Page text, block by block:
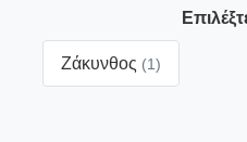
Ζάκυνθος (1)